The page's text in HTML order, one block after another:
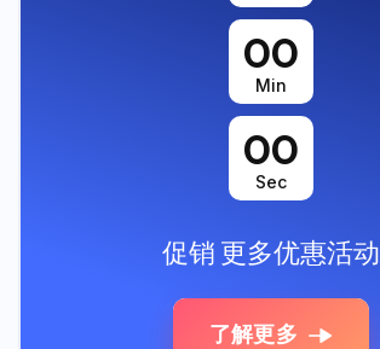
00
Min
00
Sec
促销 更多优惠活动
了解更多